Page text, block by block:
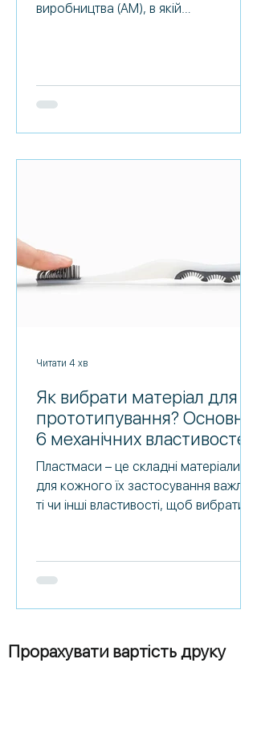
виробництва (AM), в якій
моделі. SLS – популярний вибір для
інженерів у розробці продуктів
роблять технологію ідеальною для
машин, матеріалів та програм
Як вибрати матеріал для
прототипування? Основні
6 механічних властивостей
Пластмаси – це складні матеріали,
для кожного їх застосування важливі
ті чи інші властивості, щоб вибрати
3д-друку SLA, працює з різними
полімерами , базові знання про них
найважливіших механічних
Читати 4 хв
Прорахувати вартість друку